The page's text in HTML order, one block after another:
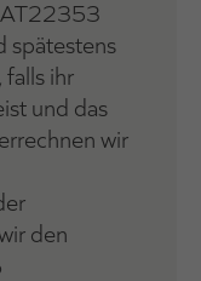
spätestens
ihr
und das
wir
den